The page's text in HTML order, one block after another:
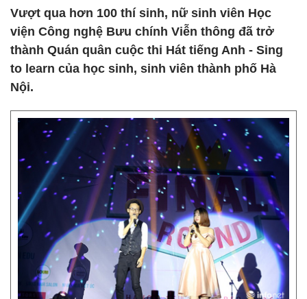
Vượt qua hơn 100 thí sinh, nữ sinh viên Học
viện Công nghệ Bưu chính Viễn thông đã trở
thành Quán quân cuộc thi Hát tiếng Anh - Sing
to learn của học sinh, sinh viên thành phố Hà
Nội.